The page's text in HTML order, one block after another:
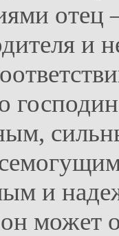
отец
и
и
может